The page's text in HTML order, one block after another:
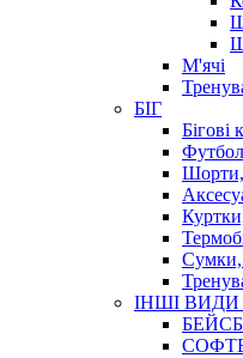
М'ячі
БІГ
Бігові
Сумки,
ІНШІ